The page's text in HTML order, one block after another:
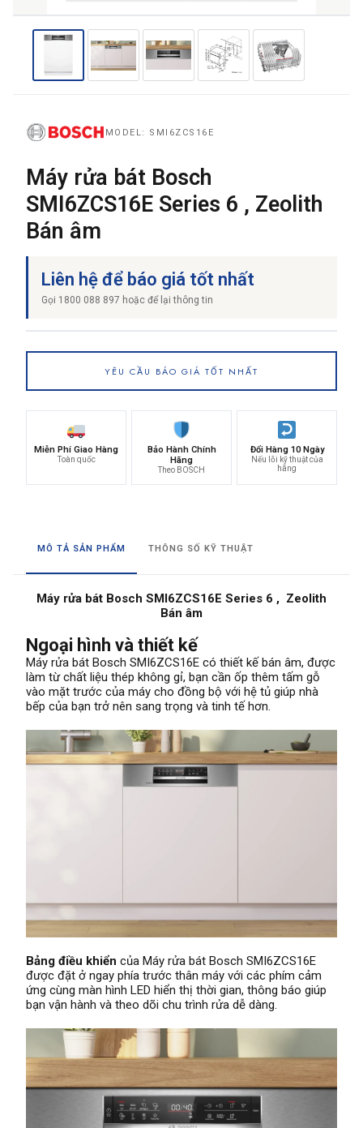
MODEL: SMI6ZCS16E
Máy rửa bát Bosch
SMI6ZCS16E Series 6 , Zeolith
Bán âm
Liên hệ để báo giá tốt nhất
Gọi 1800 088 897 hoặc để lại thông tin
YÊU CẦU BÁO GIÁ TỐT NHẤT
Miễn Phí Giao Hàng
Toàn quốc
Bảo Hành Chính
Hãng
Theo BOSCH
Đổi Hàng 10 Ngày
Nếu lỗi kỹ thuật của
hãng
MÔ TẢ SẢN PHẨM THÔNG SỐ KỸ THUẬT
Máy rửa bát Bosch SMI6ZCS16E Series 6 , Zeolith
Bán âm
Ngoại hình và thiết kế
Máy rửa bát Bosch SMI6ZCS16E có thiết kế bán âm, được
làm từ chất liệu thép không gỉ, bạn cần ốp thêm tấm gỗ
vào mặt trước của máy cho đồng bộ với hệ tủ giúp nhà
bếp của bạn trở nên sang trọng và tinh tế hơn.
Bảng điều khiển của Máy rửa bát Bosch SMI6ZCS16E
được đặt ở ngay phía trước thân máy với các phím cảm
ứng cùng màn hình LED hiển thị thời gian, thông báo giúp
bạn vận hành và theo dõi chu trình rửa dễ dàng.